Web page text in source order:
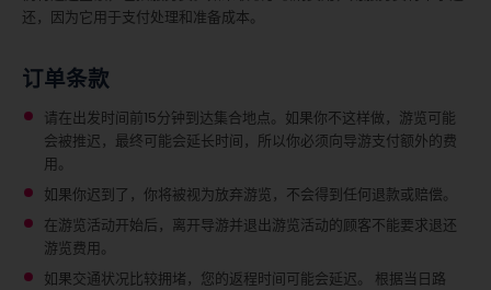
还，因为它用于支付处理和准备成本。
订单条款
请在出发时间前15分钟到达集合地点。如果你不这样做，游览可能
会被推迟，最终可能会延长时间，所以你必须向导游支付额外的费
用。
如果你迟到了，你将被视为放弃游览，不会得到任何退款或赔偿。
在游览活动开始后，离开导游并退出游览活动的顾客不能要求退还
游览费用。
如果交通状况比较拥堵，您的返程时间可能会延迟。 根据当日路